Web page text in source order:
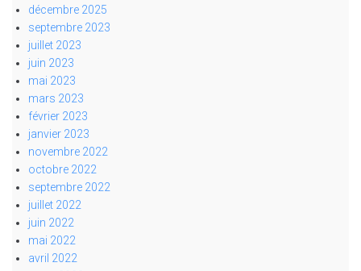
décembre 2025
septembre 2023
juillet 2023
juin 2023
mai 2023
mars 2023
février 2023
janvier 2023
novembre 2022
octobre 2022
septembre 2022
juillet 2022
juin 2022
mai 2022
avril 2022